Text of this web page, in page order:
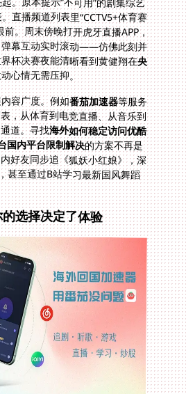
杯决赛夜能清晰看到黄健翔在央
心情无需压抑。
容广度。例如番茄加速器等服务
还提供专门平台优化列表，从体育到电竞直播、从音乐到
道。寻找海外如何稳定访问优酷
国内平台限制解决的方案不再是
难题。你终于可以与国内好友同步追《狐妖小红娘》，深
夜准时上线组团“吃鸡”，甚至通过B站学习最新国风舞蹈
选择决定了体验